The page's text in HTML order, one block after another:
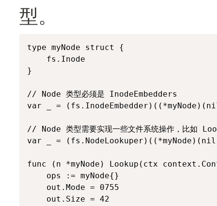
型。
type myNode struct {
}
// Node 类型必须是 InodeEmbedders
var _ =
// Node 类型需要实现一些文件系统操作，比如
var _ =
func (n *myNode) Lookup(ctx